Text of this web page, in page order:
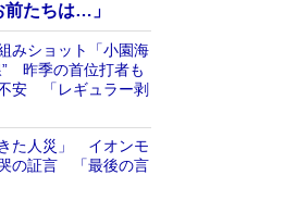
たちは…」
みショット「小園海
” 昨季の首位打者も
安 「レギュラー剥
きた人災」 イオンモ
の証言 「最後の言